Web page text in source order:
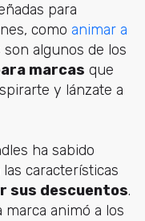
para
como animar a
son algunos de los
marcas que
y lánzate a
ha sabido
características
sus descuentos.
animó a los